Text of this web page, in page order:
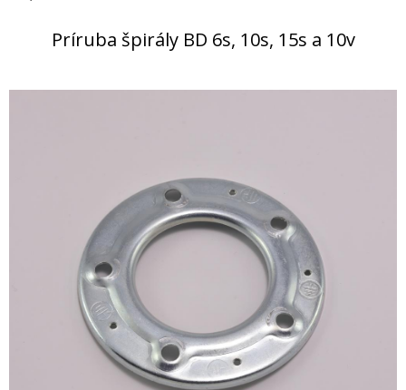
Príruba špirály BD 6s, 10s, 15s a 10v